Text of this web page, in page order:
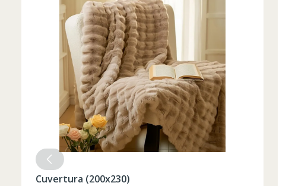
Set pahare vin rosu 6 pcs / 490 ml